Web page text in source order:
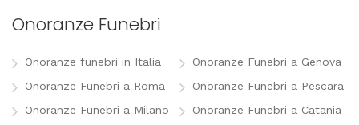
Onoranze Funebri
Onoranze funebri in Italia
Onoranze Funebri a Roma
Onoranze Funebri a Milano
Onoranze Funebri a Genova
Onoranze Funebri a Pescara
Onoranze Funebri a Catania